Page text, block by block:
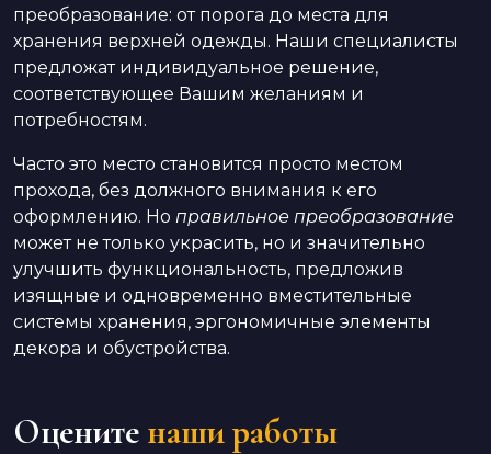
преобразование: от порога до места для
хранения верхней одежды. Наши специалисты
предложат индивидуальное решение,
соответствующее Вашим желаниям и
потребностям.
Часто это место становится просто местом
прохода, без должного внимания к его
оформлению. Но правильное преобразование
может не только украсить, но и значительно
улучшить функциональность, предложив
изящные и одновременно вместительные
системы хранения, эргономичные элементы
декора и обустройства.
Оцените наши работы